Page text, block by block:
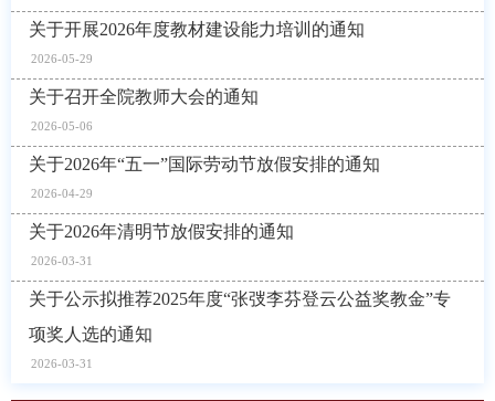
关于开展2026年度教材建设能力培训的通知
2026-05-29
关于召开全院教师大会的通知
2026-05-06
关于2026年“五一”国际劳动节放假安排的通知
2026-04-29
关于2026年清明节放假安排的通知
2026-03-31
关于公示拟推荐2025年度“张弢李芬登云公益奖教金”专
项奖人选的通知
2026-03-31